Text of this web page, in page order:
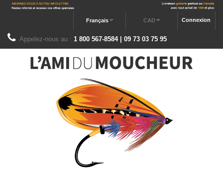
Connexion
CAD
Français
Appelez-nous au : 1 800 567-8584 | 09 73 03 75 95